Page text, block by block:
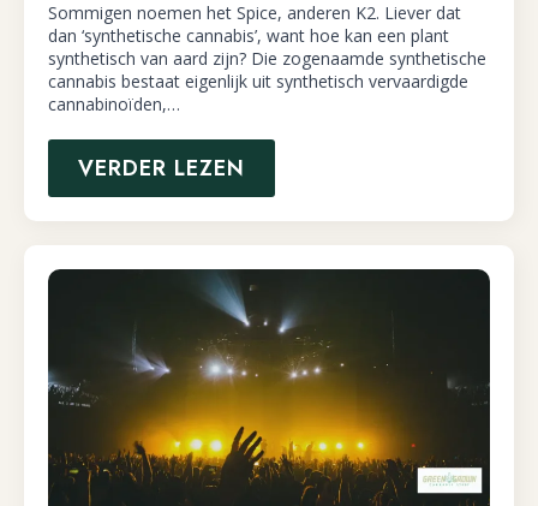
Sommigen noemen het Spice, anderen K2. Liever dat
dan ‘synthetische cannabis’, want hoe kan een plant
synthetisch van aard zijn? Die zogenaamde synthetische
cannabis bestaat eigenlijk uit synthetisch vervaardigde
cannabinoïden,…
VERDER LEZEN